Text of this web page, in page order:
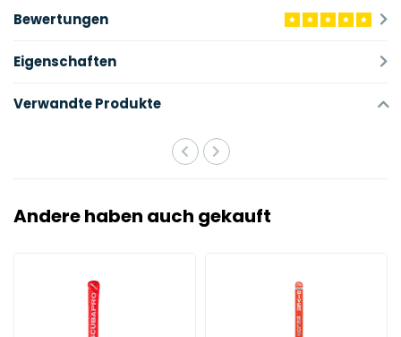
Bewertungen
Eigenschaften
Verwandte Produkte
Andere haben auch gekauft